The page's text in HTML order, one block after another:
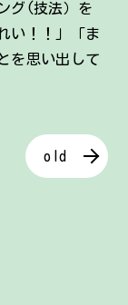
グ(技法）を
い！！」「ま
を思い出して
old